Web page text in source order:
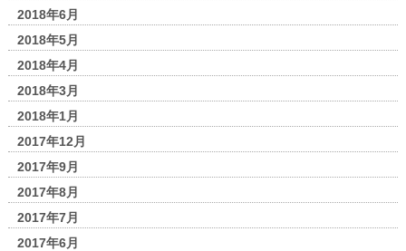
2018年6月
2018年5月
2018年4月
2018年3月
2018年1月
2017年12月
2017年9月
2017年8月
2017年7月
2017年6月